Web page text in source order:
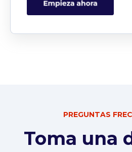
PREGUNTAS
Toma una